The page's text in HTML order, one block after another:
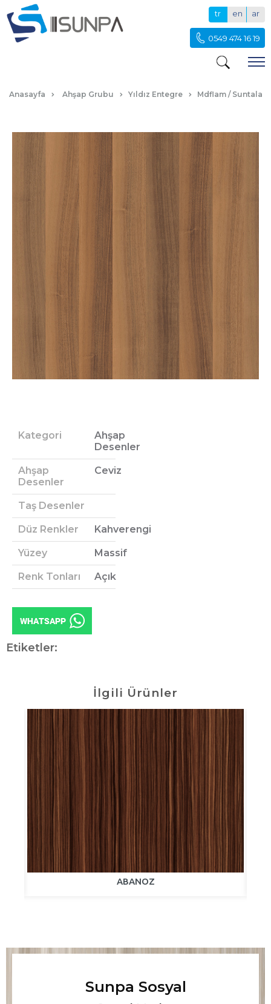
tr en ar
0549 474 16 19
Anasayfa Ahşap Grubu Yıldız Entegre Mdflam / Suntalam
Kategori
Ahşap
Desenler
Ahşap
Desenler
Ceviz
Taş Desenler
Düz Renkler Kahverengi
Yüzey Massif
Renk Tonları Açık
Etiketler:
İlgili Ürünler
ABANOZ
Sunpa Sosyal